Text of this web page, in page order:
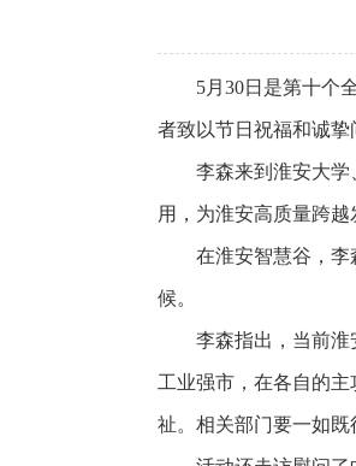
5月30日是第十个
者致以节日祝福和诚挚
李森来到淮安大
用，为淮安高质量跨越
在淮安智慧谷，
候。
李森指出，当前淮
工业强市，在各自的
祉。相关部门要一如既